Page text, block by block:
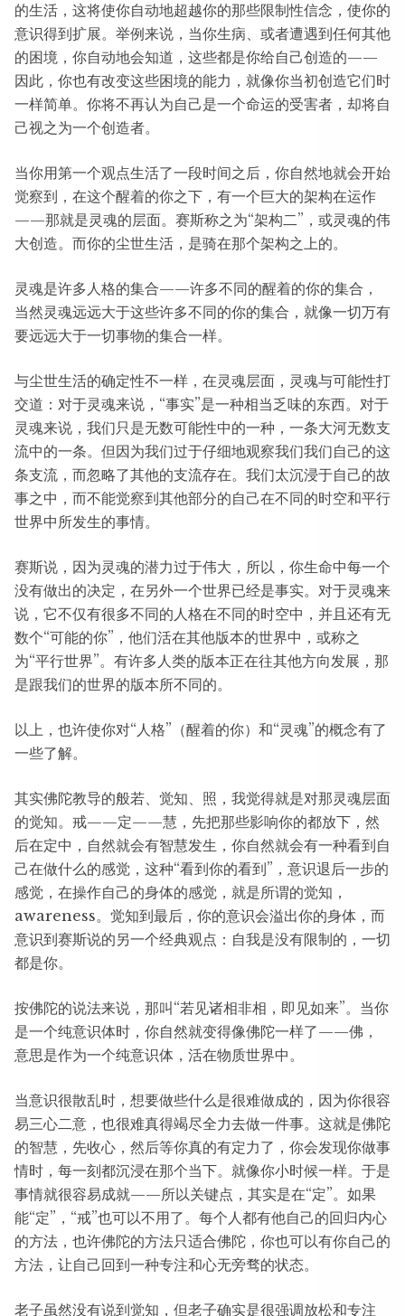
的生活，这将使你自动地超越你的那些限制性信念，使你的
意识得到扩展。举例来说，当你生病、或者遭遇到任何其他
的困境，你自动地会知道，这些都是你给自己创造的——
因此，你也有改变这些困境的能力，就像你当初创造它们时
一样简单。你将不再认为自己是一个命运的受害者，却将自
己视之为一个创造者。
当你用第一个观点生活了一段时间之后，你自然地就会开始
觉察到，在这个醒着的你之下，有一个巨大的架构在运作
——那就是灵魂的层面。赛斯称之为“架构二”，或灵魂的伟
大创造。而你的尘世生活，是骑在那个架构之上的。
灵魂是许多人格的集合——许多不同的醒着的你的集合，
当然灵魂远远大于这些许多不同的你的集合，就像一切万有
要远远大于一切事物的集合一样。
与尘世生活的确定性不一样，在灵魂层面，灵魂与可能性打
交道：对于灵魂来说，“事实”是一种相当乏味的东西。对于
灵魂来说，我们只是无数可能性中的一种，一条大河无数支
流中的一条。但因为我们过于仔细地观察我们我们自己的这
条支流，而忽略了其他的支流存在。我们太沉浸于自己的故
事之中，而不能觉察到其他部分的自己在不同的时空和平行
世界中所发生的事情。
赛斯说，因为灵魂的潜力过于伟大，所以，你生命中每一个
没有做出的决定，在另外一个世界已经是事实。对于灵魂来
说，它不仅有很多不同的人格在不同的时空中，并且还有无
数个“可能的你”，他们活在其他版本的世界中，或称之
为“平行世界”。有许多人类的版本正在往其他方向发展，那
是跟我们的世界的版本所不同的。
以上，也许使你对“人格”（醒着的你）和“灵魂”的概念有了
一些了解。
其实佛陀教导的般若、觉知、照，我觉得就是对那灵魂层面
的觉知。戒——定——慧，先把那些影响你的都放下，然
后在定中，自然就会有智慧发生，你自然就会有一种看到自
己在做什么的感觉，这种“看到你的看到”，意识退后一步的
感觉，在操作自己的身体的感觉，就是所谓的觉知，
awareness。觉知到最后，你的意识会溢出你的身体，而
意识到赛斯说的另一个经典观点：自我是没有限制的，一切
都是你。
按佛陀的说法来说，那叫“若见诸相非相，即见如来”。当你
是一个纯意识体时，你自然就变得像佛陀一样了——佛，
意思是作为一个纯意识体，活在物质世界中。
当意识很散乱时，想要做些什么是很难做成的，因为你很容
易三心二意，也很难真得竭尽全力去做一件事。这就是佛陀
的智慧，先收心，然后等你真的有定力了，你会发现你做事
情时，每一刻都沉浸在那个当下。就像你小时候一样。于是
事情就很容易成就——所以关键点，其实是在“定”。如果
能“定”，“戒”也可以不用了。每个人都有他自己的回归内心
的方法，也许佛陀的方法只适合佛陀，你也可以有你自己的
方法，让自己回到一种专注和心无旁骛的状态。
老子虽然没有说到觉知，但老子确实是很强调放松和专注